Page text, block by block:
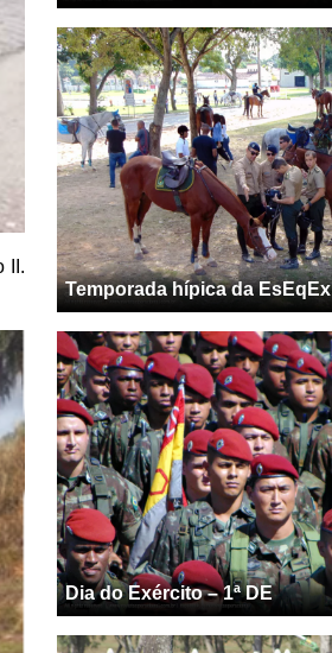
II.
Temporada hípica da EsEqEx
Dia do Exército – 1ª DE